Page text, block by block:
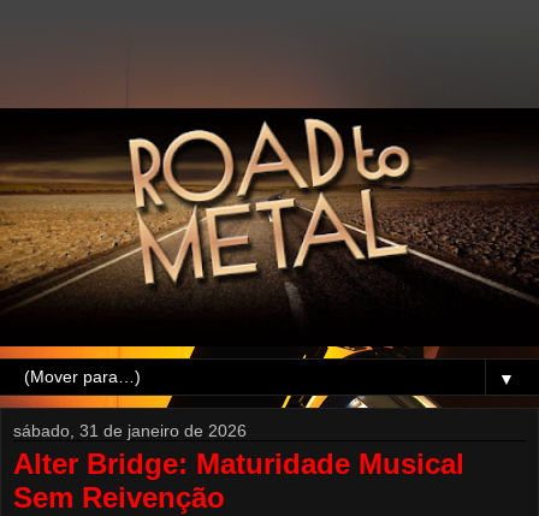
▼
sábado, 31 de janeiro de 2026
Alter Bridge: Maturidade Musical
Sem Reivenção